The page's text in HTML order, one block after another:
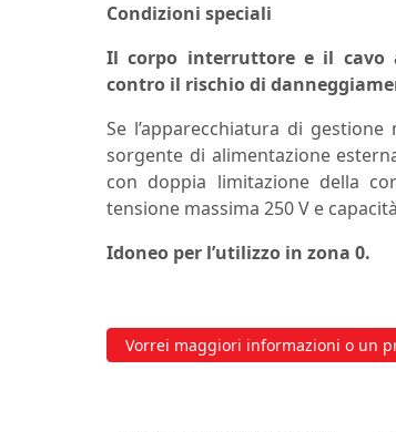
Condizioni speciali
Il corpo interruttore e il cavo
contro il rischio di
Se l’apparecchiatura di
sorgente di alimentazione
con doppia limitazione della
tensione massima 250 V e
Idoneo per l’utilizzo in zona 0.
Vorrei maggiori informazioni o un